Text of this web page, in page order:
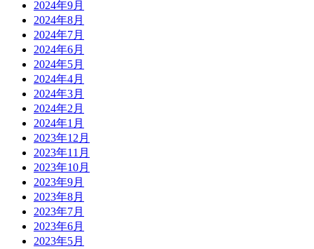
2024年9月
2024年8月
2024年7月
2024年6月
2024年5月
2024年4月
2024年3月
2024年2月
2024年1月
2023年12月
2023年11月
2023年10月
2023年9月
2023年8月
2023年7月
2023年6月
2023年5月